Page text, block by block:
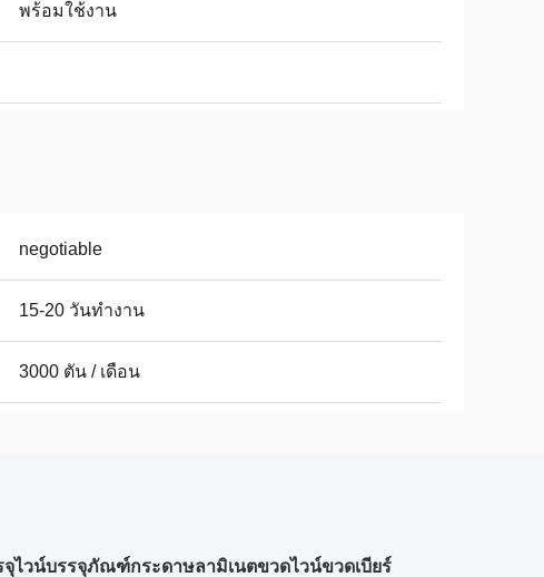
พร้อมใช้งาน
negotiable
15-20 วันทำงาน
3000 ตัน / เดือน
วน์บรรจุภัณฑ์กระดาษลามิเนตขวดไวน์ขวดเบียร์